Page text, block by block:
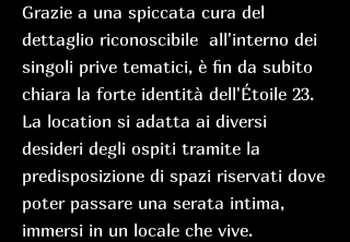
Grazie a una spiccata cura del
dettaglio riconoscibile all'interno dei
singoli prive tematici, è fin da subito
chiara la forte identità dell'Étoile 23.
La location si adatta ai diversi
desideri degli ospiti tramite la
predisposizione di spazi riservati dove
poter passare una serata intima,
immersi in un locale che vive.